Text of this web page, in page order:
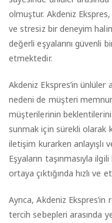
olmuştur. Akdeniz
ve stresiz bir deneyim
değerli eşyalarını güvenli
etmektedir.
Akdeniz Ekspres’in
nedeni de müşteri
müşterilerinin beklentilerini
sunmak için sürekli olarak
iletişim kurarken anlayışlı
Eşyaların taşınmasıyla
ortaya çıktığında hızlı ve
Ayrıca, Akdeniz
tercih sebepleri arasında